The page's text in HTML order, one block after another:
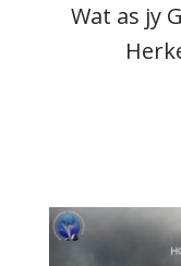
Wat as jy